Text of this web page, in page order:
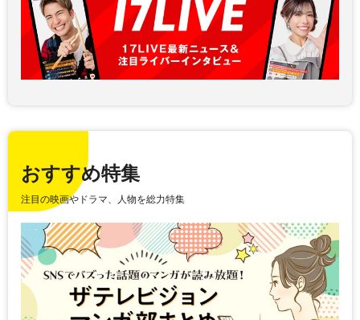
おすすめ特集
注目の映画やドラマ、人物を総力特集